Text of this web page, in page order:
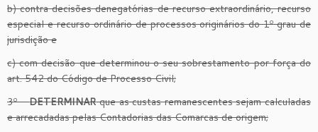
b) contra decisões denegatórias de recurso extraordinário, recurso
especial e recurso ordinário de processos originários do 1º grau de
jurisdição e
c) com decisão que determinou o seu sobrestamento por força do
art. 542 do Código de Processo Civil;
3º –DETERMINARque as custas remanescentes sejam calculadas
e arrecadadas pelas Contadorias das Comarcas de origem;